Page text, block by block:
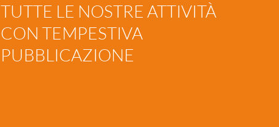
TUTTE LE NOSTRE ATTIVITÀ
CON TEMPESTIVA
PUBBLICAZIONE